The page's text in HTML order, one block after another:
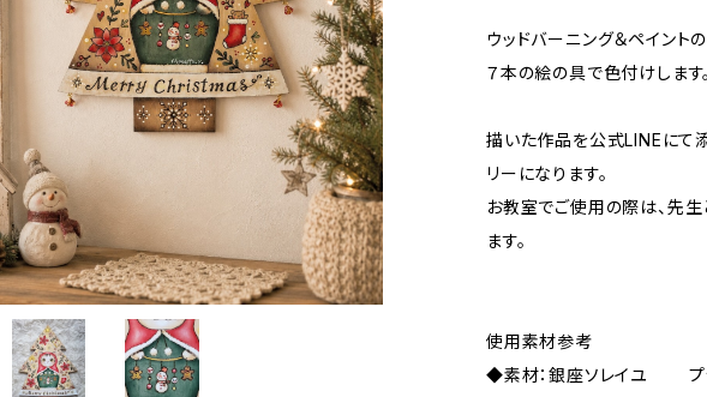
ウッドバーニング＆ペイント
７本の絵の具で色付けします
描いた作品を公式LINEにて
リーになります。
お教室でご使用の際は、先
ます。
使用素材参考
◆素材：銀座ソレイユ